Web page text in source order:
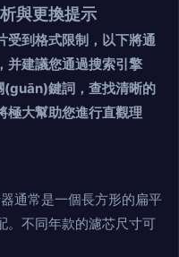
與更換提示
受到格式限制，以下將通
并建議您通過搜索引擎
鍵詞，查找清晰的
極大幫助您進行直觀理
通常是一個長方形的扁平
。不同年款的濾芯尺寸可